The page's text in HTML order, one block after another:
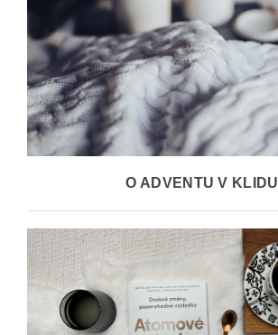
O ADVENTU V KLIDU